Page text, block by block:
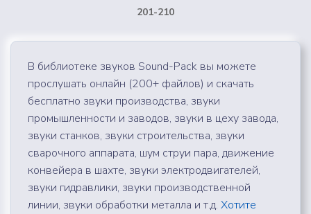
201-210
В библиотеке звуков Sound-Pack вы можете
прослушать онлайн (200+ файлов) и скачать
бесплатно звуки производства, звуки
промышленности и заводов, звуки в цеху завода,
звуки станков, звуки строительства, звуки
сварочного аппарата, шум струи пара, движение
конвейера в шахте, звуки электродвигателей,
звуки гидравлики, звуки производственной
линии, звуки обработки металла и т.д. Хотите